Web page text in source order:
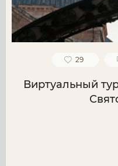
29
Виртуальный